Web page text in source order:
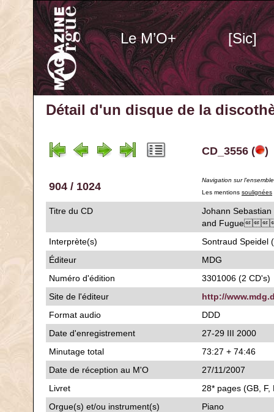
Le M’O+ [Sic]
Détail d'un disque de la
CD_3556 ( )
904 / 1024
Navigation sur
Les mentions soulignées
Titre du CD
Johann
and
Interprète(s)
Sontraud Speidel
Éditeur
MDG
Numéro d'édition
3301006 (2 CD's)
Site de l'éditeur
http://
Format audio
DDD
Date d'enregistrement
27-29 III 2000
Minutage total
73:27 + 74:46
Date de réception au M'O
27/11/2007
Livret
28* pages (GB,
Orgue(s) et/ou instrument(s)
Piano